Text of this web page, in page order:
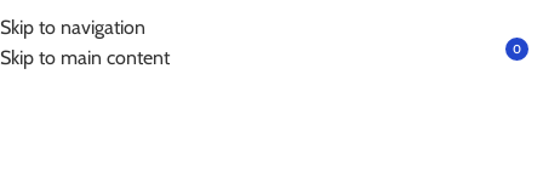
Skip to navigation
Skip to main content
互動請先預約｜以免撲空、造成誤會與不便!
選單
0